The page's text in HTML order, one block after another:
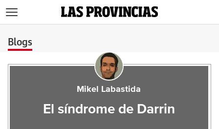
Blogs
Mikel Labastida
El síndrome de Darrin